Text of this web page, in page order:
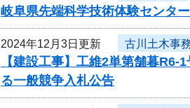
岐阜県先端科学技術体験センタ
2024年12月3日更新 古川土木事
【建設工事】工維2単第舗暮
る一般競争入札公告